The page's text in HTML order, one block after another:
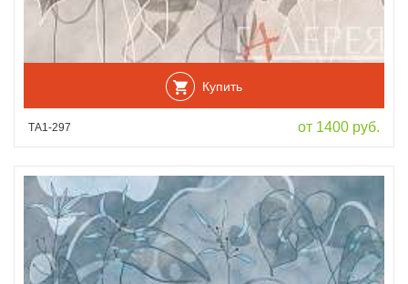
Купить
ТА1-297 от 1400 руб.